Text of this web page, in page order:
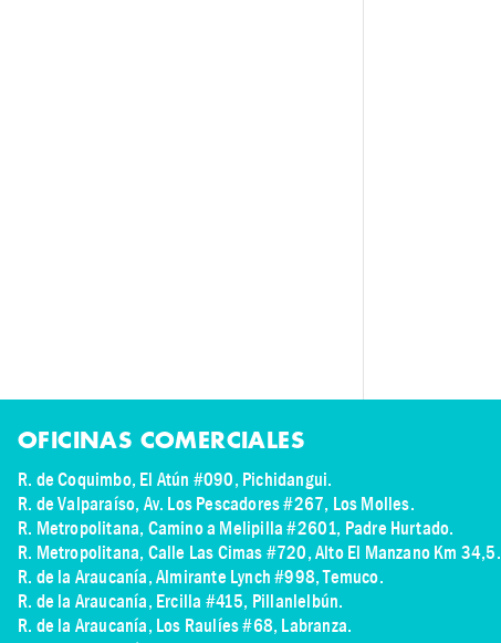
OFICINAS COMERCIALES
R. de Coquimbo, El Atún #090, Pichidangui.
R. de Valparaíso, Av. Los Pescadores #267, Los Molles.
R. Metropolitana, Camino a Melipilla #2601, Padre Hurtado.
R. Metropolitana, Calle Las Cimas #720, Alto El Manzano Km 34,5.
R. de la Araucanía, Almirante Lynch #998, Temuco.
R. de la Araucanía, Ercilla #415, Pillanlelbún.
R. de la Araucanía, Los Raulíes #68, Labranza.